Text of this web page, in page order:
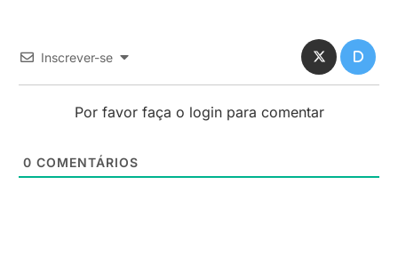
Inscrever-se
Por favor faça o login para comentar
0 COMENTÁRIOS